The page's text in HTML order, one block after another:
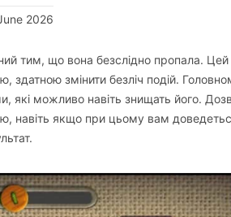
2026
тим, що вона безслідно пропала. Цей
змінити безліч подій.
які можливо навіть знищать його.
навіть якщо при цьому вам